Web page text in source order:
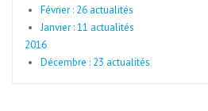
Février : 26 actualités
Janvier : 11 actualités
2016
Décembre : 23 actualités